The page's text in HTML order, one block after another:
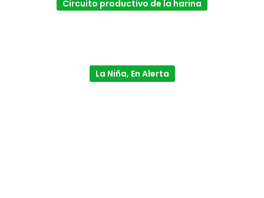
Circuito productivo de la harina
La Niña, En Alerta